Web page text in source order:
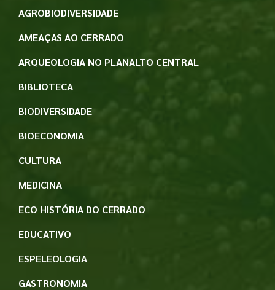
AGROBIODIVERSIDADE
AMEAÇAS AO CERRADO
ARQUEOLOGIA NO PLANALTO CENTRAL
BIBLIOTECA
BIODIVERSIDADE
BIOECONOMIA
CULTURA
MEDICINA
ECO HISTÓRIA DO CERRADO
EDUCATIVO
ESPELEOLOGIA
GASTRONOMIA